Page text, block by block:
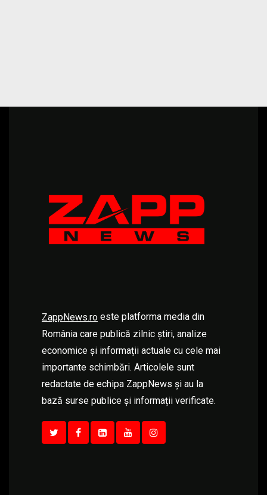
ZappNews.ro este platforma media din
România care publică zilnic știri, analize
economice și informații actuale cu cele mai
importante schimbări. Articolele sunt
redactate de echipa ZappNews și au la
bază surse publice și informații verificate.